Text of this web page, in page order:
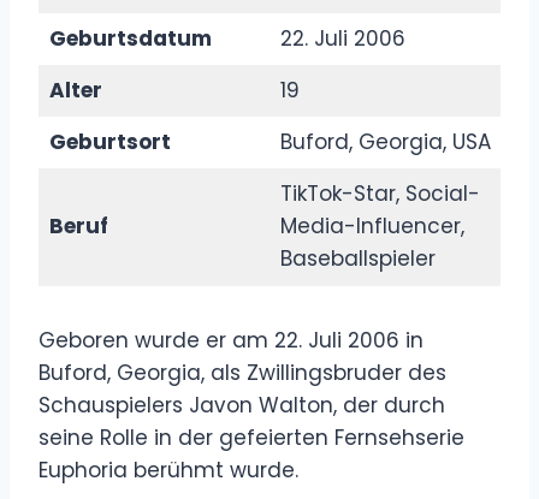
Geburtsdatum
22. Juli 2006
Alter
19
Geburtsort
Buford, Georgia, USA
Beruf
TikTok-Star, Social-
Media-Influencer,
Baseballspieler
Geboren wurde er am 22. Juli 2006 in
Buford, Georgia, als Zwillingsbruder des
Schauspielers Javon Walton, der durch
seine Rolle in der gefeierten Fernsehserie
Euphoria berühmt wurde.